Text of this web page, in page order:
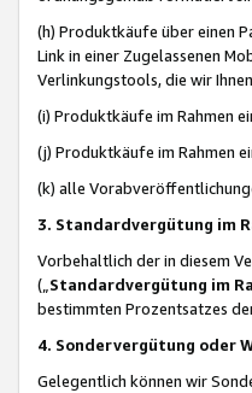
(h) Produktkäufe über einen
Link in einer Zugelassenen
Verlinkungstools, die wir
(i) Produktkäufe im Rahmen
(j) Produktkäufe im Rahmen
(k) alle
3. Standardvergütung im
Vorbehaltlich der in diesem
(„ Standardvergütung im
bestimmten Prozentsatzes
4. Sondervergütung oder
Gelegentlich können wir